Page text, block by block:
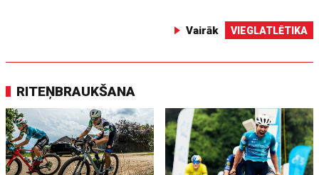
Vairāk VIEGLATLĒTIKA
RITEŅBRAUKŠANA